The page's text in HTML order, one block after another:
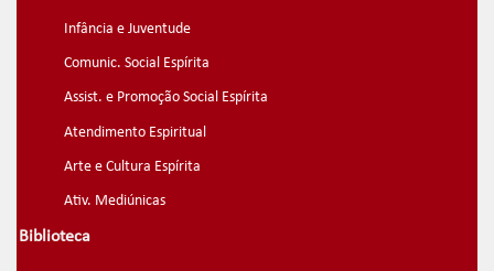
Infância e Juventude
Comunic. Social Espírita
Assist. e Promoção Social Espírita
Atendimento Espiritual
Arte e Cultura Espírita
Ativ. Mediúnicas
Biblioteca